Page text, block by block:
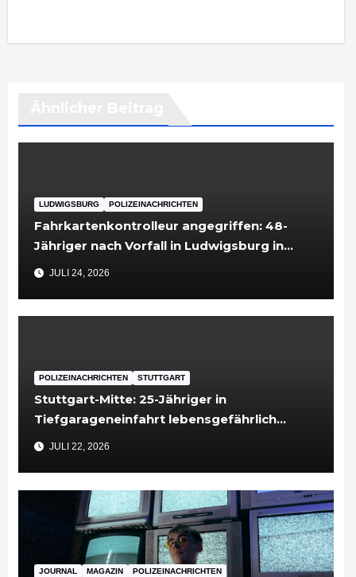
LUDWIGSBURG POLIZEINACHRICHTEN
Fahrkartenkontrolleur angegriffen: 48-
Jähriger nach Vorfall in Ludwigsburg in
Untersuchungshaft
JULI 24, 2026
POLIZEINACHRICHTEN STUTTGART
Stuttgart-Mitte: 25-Jähriger in
Tiefgarageneinfahrt lebensgefährlich
verletzt
JULI 22, 2026
JOURNAL MAGAZIN POLIZEINACHRICHTEN